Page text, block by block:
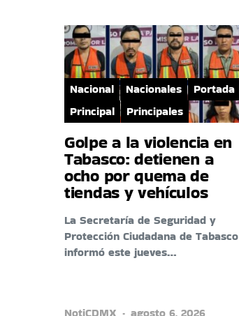
Nacional Nacionales
Portada
Principal
Principales
Golpe a la violencia en
Tabasco: detienen a
ocho por quema de
tiendas y vehículos
La Secretaría de Seguridad y
Protección Ciudadana de Tabasco
informó este jueves…